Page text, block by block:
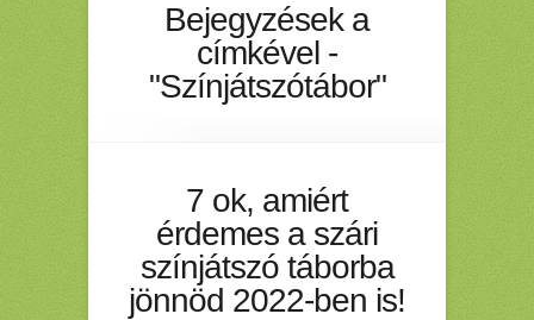
Bejegyzések a
címkével -
"Színjátszótábor"
7 ok, amiért
érdemes a szári
színjátszó táborba
jönnöd 2022-ben is!